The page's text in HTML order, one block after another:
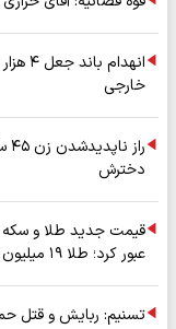
خارجی
دخترش
عبور کرد؛ طلا ۱۹ میلیون تومان شد + جدول
تسنیم: ربایش و قتل